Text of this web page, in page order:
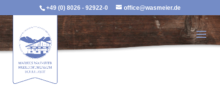
+49 (0) 8026 - 92922-0 office@wasmeier.de